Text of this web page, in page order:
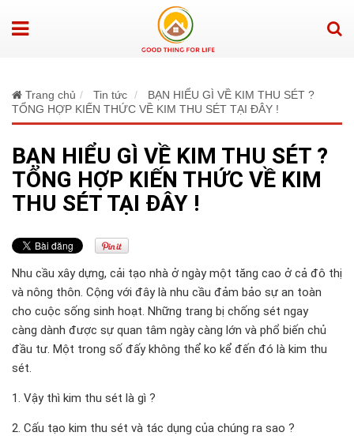
Trang chủ Tin tức
BẠN HIỂU GÌ VỀ KIM THU SÉT ?
TỔNG HỢP KIẾN THỨC VỀ KIM THU SÉT TẠI ĐÂY !
BẠN HIỂU GÌ VỀ KIM THU SÉT ?
TỔNG HỢP KIẾN THỨC VỀ KIM
THU SÉT TẠI ĐÂY !
Nhu cầu xây dựng, cải tạo nhà ở ngày một tăng cao ở cả đô thị
và nông thôn. Cộng với đây là nhu cầu đảm bảo sự an toàn
cho cuộc sống sinh hoạt. Những trang bị chống sét ngay
càng dành được sự quan tâm ngày càng lớn và phổ biến chủ
đầu tư. Một trong số đấy không thể ko kể đến đó là kim thu
sét.
1. Vậy thì kim thu sét là gì ?
2. Cấu tạo kim thu sét và tác dụng của chúng ra sao ?